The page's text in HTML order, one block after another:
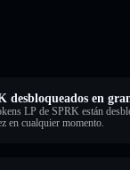
desbloqueados en
LP de SPRK están
en cualquier momento.